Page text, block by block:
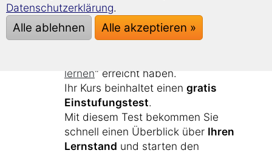
Dieser Sprachkurs für
Fortgeschrittene erweitert Ihre
Französisch-Kenntnisse, die Sie mit
lernen" erreicht haben.
Ihr Kurs beinhaltet einen gratis
Einstufungstest.
Mit diesem Test bekommen Sie
schnell einen Überblick über Ihren
Lernstand und starten den
Datenschutzerklärung.
Alle ablehnen Alle akzeptieren »